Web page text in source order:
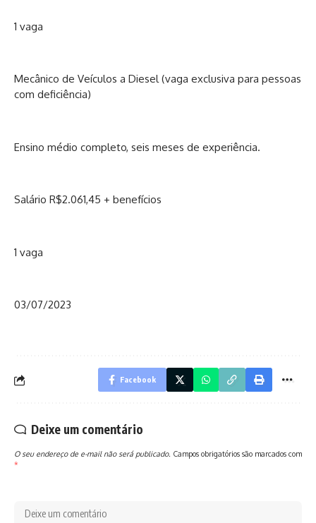
1 vaga
Mecânico de Veículos a Diesel (vaga exclusiva para pessoas
com deficiência)
Ensino médio completo, seis meses de experiência.
Salário R$2.061,45 + benefícios
1 vaga
03/07/2023
Facebook
Deixe um comentário
O seu endereço de e-mail não será publicado. Campos obrigatórios são marcados com
*